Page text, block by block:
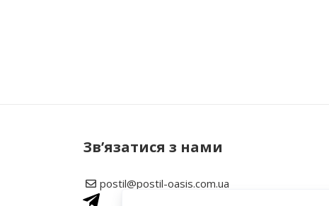
Зв’язатися з нами
postil@postil-oasis.com.ua